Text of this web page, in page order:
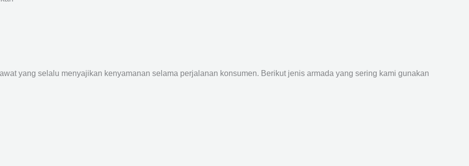
yang selalu menyajikan kenyamanan selama perjalanan konsumen. Berikut jenis armada yang sering kami gunakan